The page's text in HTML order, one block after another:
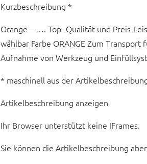
Kurzbeschreibung *
Orange – …. Top- Qualität und Preis-
wählbar Farbe ORANGE Zum
Aufnahme von Werkzeug und
* maschinell aus der
Artikelbeschreibung anzeigen
Ihr Browser unterstützt keine IFrames.
Sie können die Artikelbeschreibung